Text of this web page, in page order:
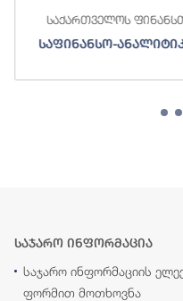
საქართველოს
საჯარო ინფორმაცია
საჯარო ინფორმაციის
ფორმით მოთხოვნა